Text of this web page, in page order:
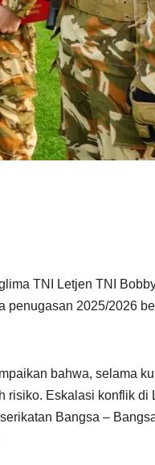
TNI Letjen TNI
2025/2026
bahwa, selama
Eskalasi konflik
Bangsa –